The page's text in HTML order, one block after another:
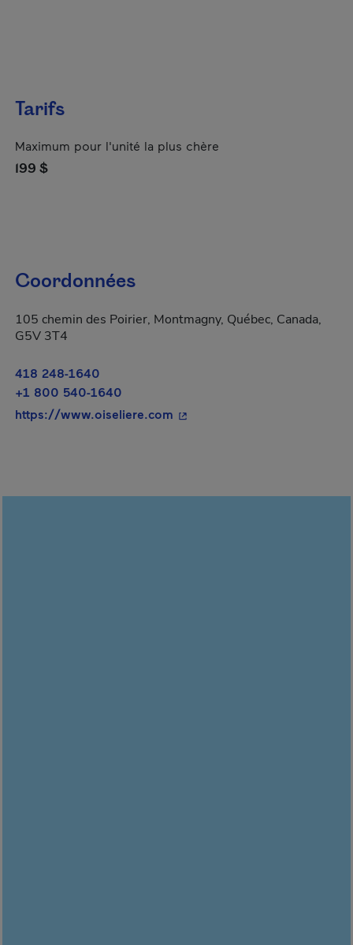
Tarifs
Maximum pour l'unité la plus chère
199 $
Coordonnées
105 chemin des Poirier, Montmagny, Québec, Canada,
G5V 3T4
418 248-1640
+1 800 540-1640
https://www.oiseliere.com - Cet hyperlien s'ouvrira